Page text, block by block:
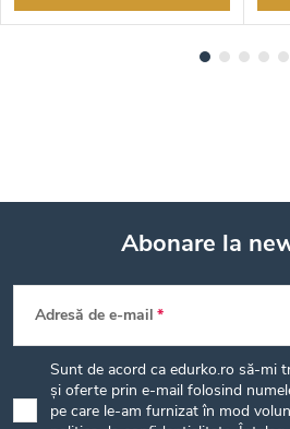
S
u
b
Abonare la
Adresă de e-mail
Sunt de acord ca edurko.ro să-mi
și oferte prin e-mail folosind
pe care le-am furnizat în mod